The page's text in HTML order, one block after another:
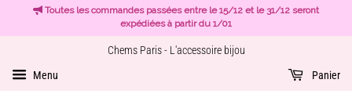
Toutes les commandes passées entre le 15/12 et le 31/12 seront
expédiées à partir du 1/01
Chems Paris - L'accessoire bijou
Menu Panier